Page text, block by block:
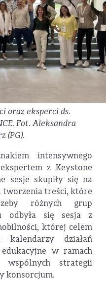
oraz eksperci ds.
Fot. Aleksandra
(PG).
intensywnego
z Keystone
sesje skupiły się na
treści, które
różnych grup
odbyła się sesja z
której celem
kalendarzy działań
w ramach
wspólnych strategii
konsorcjum.